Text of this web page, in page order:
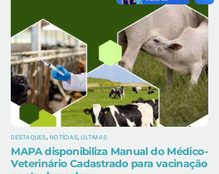
DESTAQUES, NOTÍCIAS, ÚLTIMAS
MAPA disponibiliza Manual do Médico-
Veterinário Cadastrado para vacinação